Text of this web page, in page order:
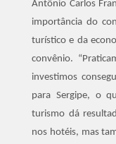
Antônio Carlos
importância do
turístico e da
convênio.
investimos
para Sergipe, o
turismo dá
nos hotéis, mas